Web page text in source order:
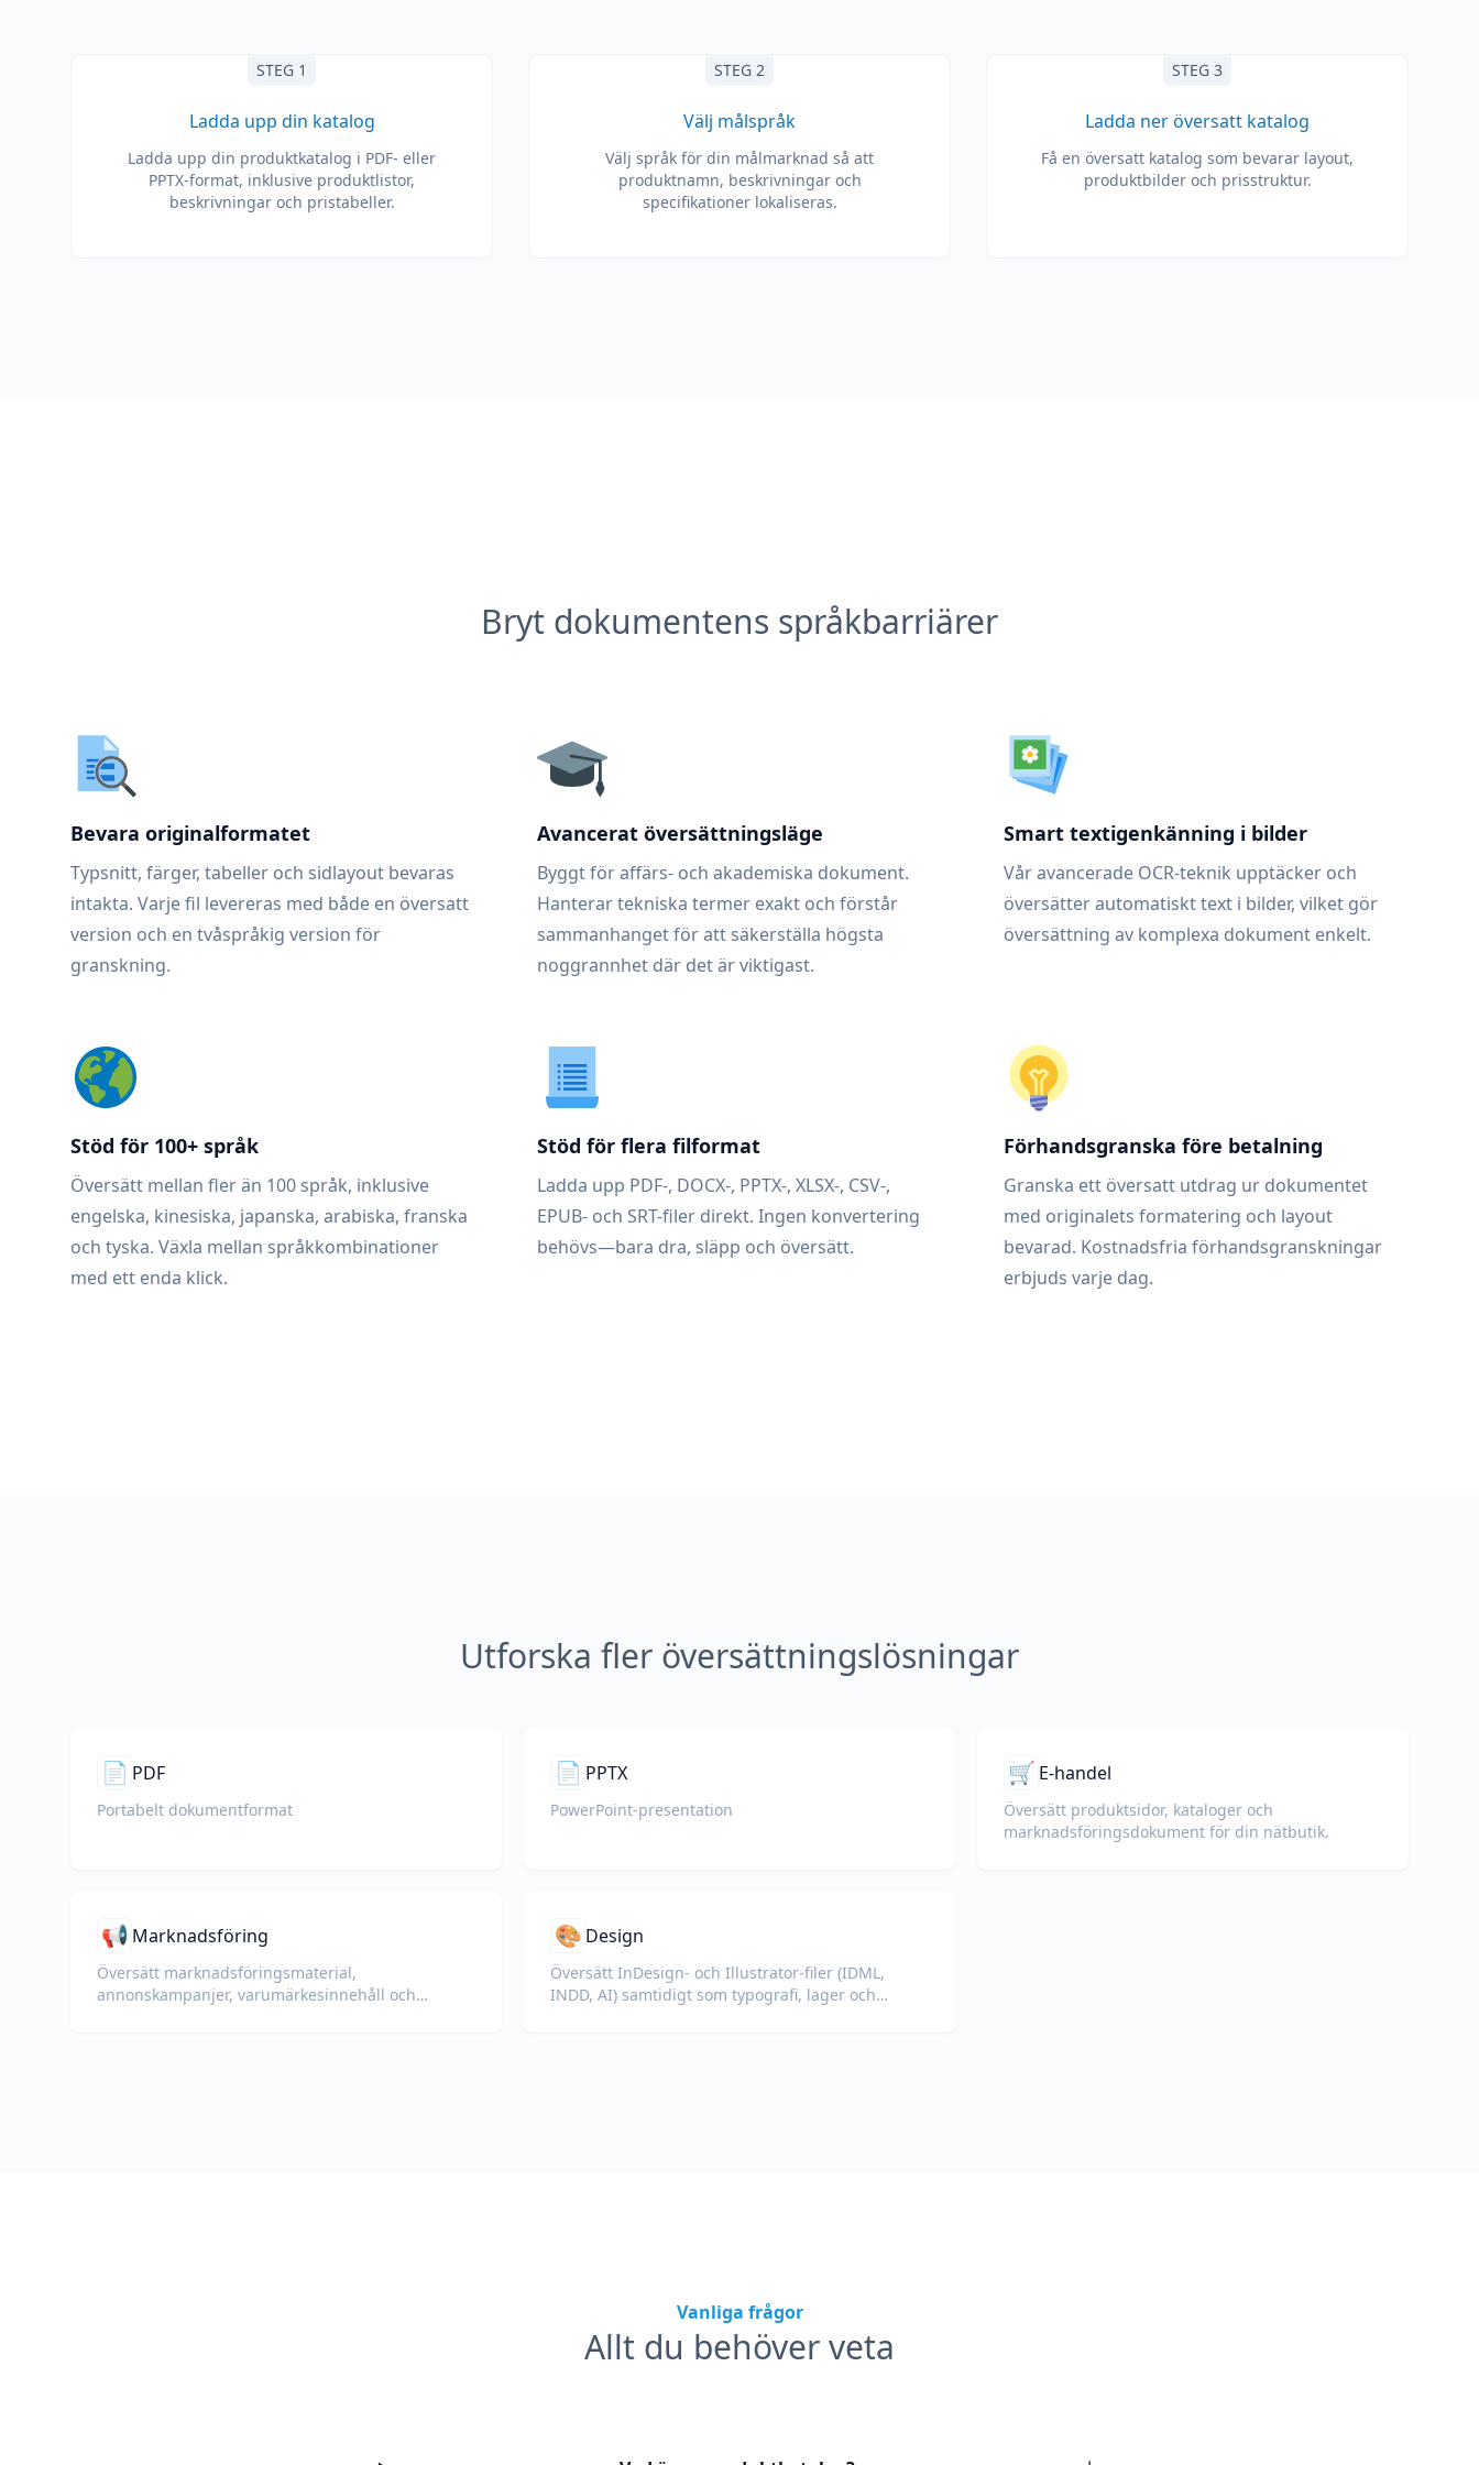
STEG 1
Ladda upp din katalog
Ladda upp din produktkatalog i PDF- eller
PPTX-format, inklusive produktlistor,
beskrivningar och pristabeller.
STEG 2
Välj målspråk
Välj språk för din målmarknad så att
produktnamn, beskrivningar och
specifikationer lokaliseras.
STEG 3
Ladda ner översatt katalog
Få en översatt katalog som bevarar layout,
produktbilder och prisstruktur.
Bryt dokumentens språkbarriärer
Bevara originalformatet
Typsnitt, färger, tabeller och sidlayout bevaras
intakta. Varje fil levereras med både en översatt
version och en tvåspråkig version för
granskning.
Avancerat översättningsläge
Byggt för affärs- och akademiska dokument.
Hanterar tekniska termer exakt och förstår
sammanhanget för att säkerställa högsta
noggrannhet där det är viktigast.
Smart textigenkänning i bilder
Vår avancerade OCR-teknik upptäcker och
översätter automatiskt text i bilder, vilket gör
översättning av komplexa dokument enkelt.
Stöd för 100+ språk
Översätt mellan fler än 100 språk, inklusive
engelska, kinesiska, japanska, arabiska, franska
och tyska. Växla mellan språkkombinationer
med ett enda klick.
Stöd för flera filformat
Ladda upp PDF-, DOCX-, PPTX-, XLSX-, CSV-,
EPUB- och SRT-filer direkt. Ingen konvertering
behövs—bara dra, släpp och översätt.
Förhandsgranska före betalning
Granska ett översatt utdrag ur dokumentet
med originalets formatering och layout
bevarad. Kostnadsfria förhandsgranskningar
erbjuds varje dag.
Utforska fler översättningslösningar
📄 PDF
Portabelt dokumentformat
📄 PPTX
PowerPoint-presentation
🛒 E-handel
Översätt produktsidor, kataloger och
marknadsföringsdokument för din nätbutik.
📢 Marknadsföring
Översätt marknadsföringsmaterial,
annonskampanjer, varumärkesinnehåll och
🎨 Design
Översätt InDesign- och Illustrator-filer (IDML,
INDD, AI) samtidigt som typografi, lager och
Vanliga frågor
Allt du behöver veta